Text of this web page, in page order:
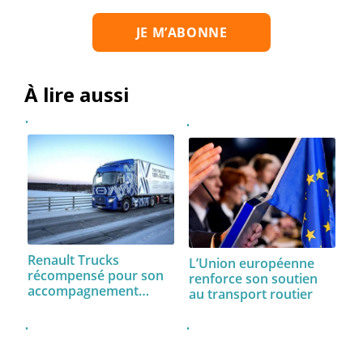
À lire aussi
Renault Trucks
récompensé pour son
accompagnement…
L’Union européenne
renforce son soutien
au transport routier